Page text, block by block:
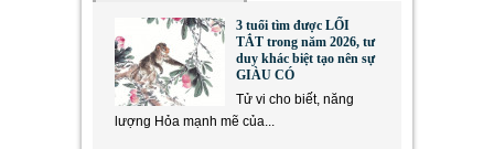
3 tuổi tìm được LỐI
TẮT trong năm 2026, tư
duy khác biệt tạo nên sự
GIÀU CÓ
Tử vi cho biết, năng
lượng Hỏa mạnh mẽ của...